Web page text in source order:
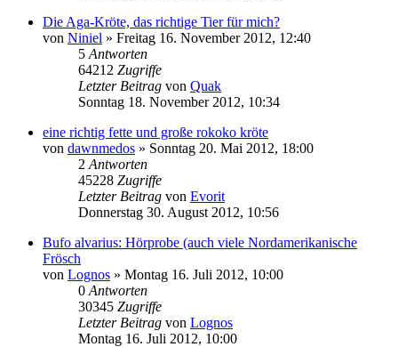
Die Aga-Kröte, das richtige Tier für mich?
von Niniel » Freitag 16. November 2012, 12:40
5 Antworten
64212 Zugriffe
Letzter Beitrag von Quak
Sonntag 18. November 2012, 10:34
eine richtig fette und große rokoko kröte
von dawnmedos » Sonntag 20. Mai 2012, 18:00
2 Antworten
45228 Zugriffe
Letzter Beitrag von Evorit
Donnerstag 30. August 2012, 10:56
Bufo alvarius: Hörprobe (auch viele Nordamerikanische
Frösch
von Lognos » Montag 16. Juli 2012, 10:00
0 Antworten
30345 Zugriffe
Letzter Beitrag von Lognos
Montag 16. Juli 2012, 10:00